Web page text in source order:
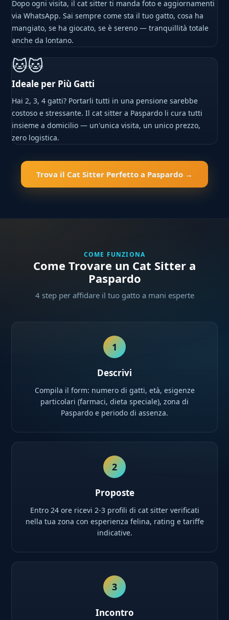
Dopo ogni visita, il cat sitter ti manda foto e aggiornamenti
via WhatsApp. Sai sempre come sta il tuo gatto, cosa ha
mangiato, se ha giocato, se è sereno — tranquillità totale
anche da lontano.
🐱🐱
Ideale per Più Gatti
Hai 2, 3, 4 gatti? Portarli tutti in una pensione sarebbe
costoso e stressante. Il cat sitter a Paspardo li cura tutti
insieme a domicilio — un'unica visita, un unico prezzo,
zero logistica.
Trova il Cat Sitter Perfetto a Paspardo →
COME FUNZIONA
Come Trovare un Cat Sitter a
Paspardo
4 step per affidare il tuo gatto a mani esperte
1
Descrivi
Compila il form: numero di gatti, età, esigenze
particolari (farmaci, dieta speciale), zona di
Paspardo e periodo di assenza.
2
Proposte
Entro 24 ore ricevi 2-3 profili di cat sitter verificati
nella tua zona con esperienza felina, rating e tariffe
indicative.
3
Incontro